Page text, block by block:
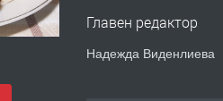
Главен редактор
Надежда Виденлиева